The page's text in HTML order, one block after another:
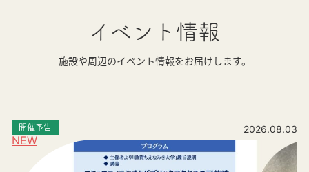
イベント情報
施設や周辺のイベント情報をお届けします。
NEW
開催予告 2026.08.03